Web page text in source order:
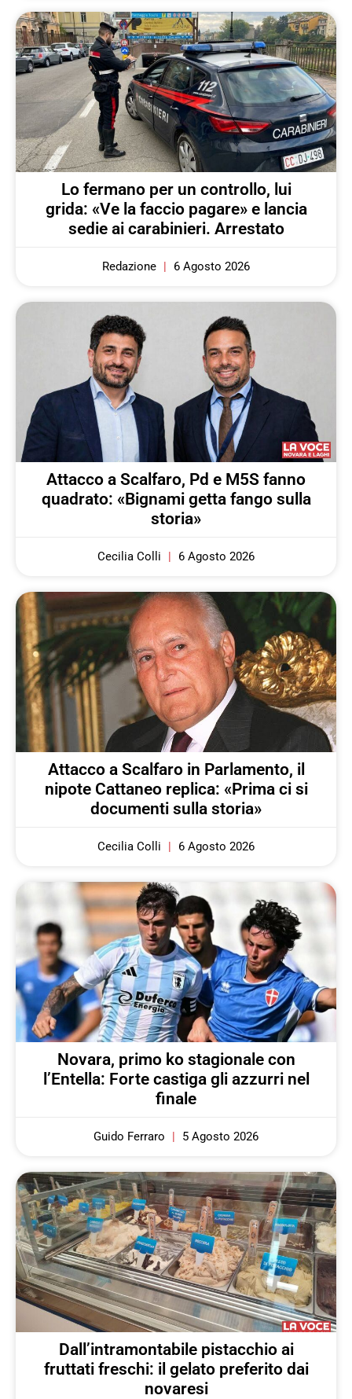
Lo fermano per un controllo, lui
grida: «Ve la faccio pagare» e lancia
sedie ai carabinieri. Arrestato
Redazione 6 Agosto 2026
Attacco a Scalfaro, Pd e M5S fanno
quadrato: «Bignami getta fango sulla
storia»
Cecilia Colli 6 Agosto 2026
Attacco a Scalfaro in Parlamento, il
nipote Cattaneo replica: «Prima ci si
documenti sulla storia»
Cecilia Colli 6 Agosto 2026
Novara, primo ko stagionale con
l’Entella: Forte castiga gli azzurri nel
finale
Guido Ferraro 5 Agosto 2026
Dall’intramontabile pistacchio ai
fruttati freschi: il gelato preferito dai
novaresi